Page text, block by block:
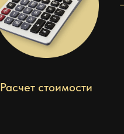
Расчет стоимости